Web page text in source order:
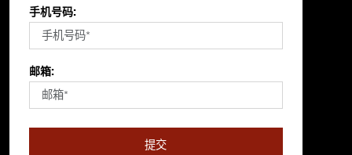
手机号码:
邮箱:
提交